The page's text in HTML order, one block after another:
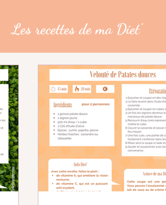
Les recettes de ma Diet'
De la fourche à la fourchette
? Partage de suivi...